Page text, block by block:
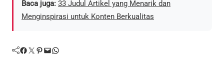
Baca juga: 33 Judul Artikel yang Menarik dan
Menginspirasi untuk Konten Berkualitas
Facebook Twitter Pinterest Mail WhatsApp